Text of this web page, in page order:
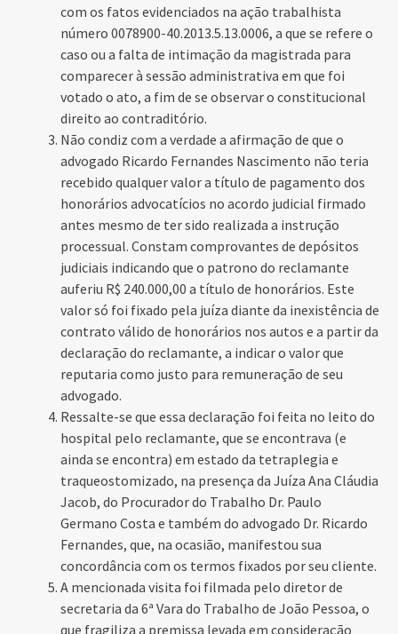
com os fatos evidenciados na ação trabalhista
número 0078900-40.2013.5.13.0006, a que se refere o
caso ou a falta de intimação da magistrada para
comparecer à sessão administrativa em que foi
votado o ato, a fim de se observar o constitucional
direito ao contraditório.
Não condiz com a verdade a afirmação de que o
advogado Ricardo Fernandes Nascimento não teria
recebido qualquer valor a título de pagamento dos
honorários advocatícios no acordo judicial firmado
antes mesmo de ter sido realizada a instrução
processual. Constam comprovantes de depósitos
judiciais indicando que o patrono do reclamante
auferiu R$ 240.000,00 a título de honorários. Este
valor só foi fixado pela juíza diante da inexistência de
contrato válido de honorários nos autos e a partir da
declaração do reclamante, a indicar o valor que
reputaria como justo para remuneração de seu
advogado.
Ressalte-se que essa declaração foi feita no leito do
hospital pelo reclamante, que se encontrava (e
ainda se encontra) em estado da tetraplegia e
traqueostomizado, na presença da Juíza Ana Cláudia
Jacob, do Procurador do Trabalho Dr. Paulo
Germano Costa e também do advogado Dr. Ricardo
Fernandes, que, na ocasião, manifestou sua
concordância com os termos fixados por seu cliente.
A mencionada visita foi filmada pelo diretor de
secretaria da 6ª Vara do Trabalho de João Pessoa, o
que fragiliza a premissa levada em consideração